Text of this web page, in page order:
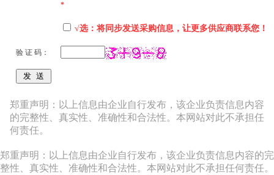
*
√选：将同步发送采购信息，让更多供应商联系您！
验 证 码：
郑重声明：以上信息由企业自行发布，该企业负责信息内容
的完整性、真实性、准确性和合法性。本网站对此不承担任
何责任。
郑重声明：以上信息由企业自行发布，该企业负责信息内容的完
整性、真实性、准确性和合法性。本网站对此不承担任何责任。